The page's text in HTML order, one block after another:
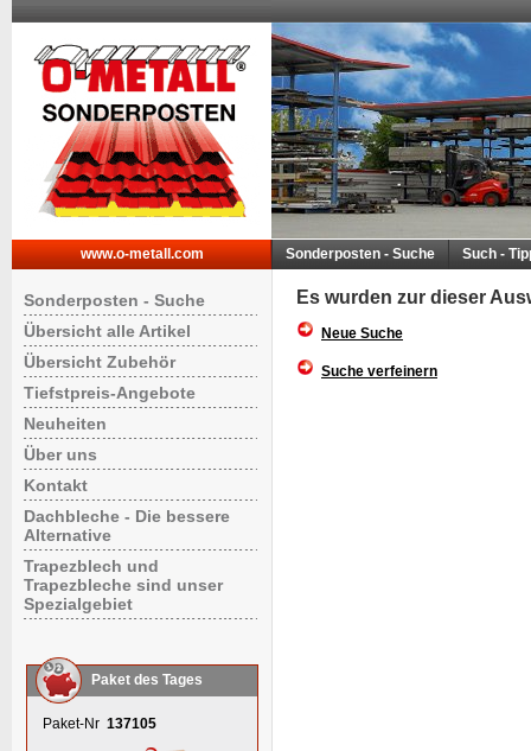
www.o-metall.com Sonderposten - Suche Such -
Sonderposten - Suche
Übersicht alle Artikel
Übersicht Zubehör
Tiefstpreis-Angebote
Neuheiten
Über uns
Kontakt
Dachbleche - Die bessere
Alternative
Trapezblech und
Trapezbleche sind unser
Spezialgebiet
Paket des Tages
Paket-Nr 137105
Es wurden zur dieser
Neue Suche
Suche verfeinern